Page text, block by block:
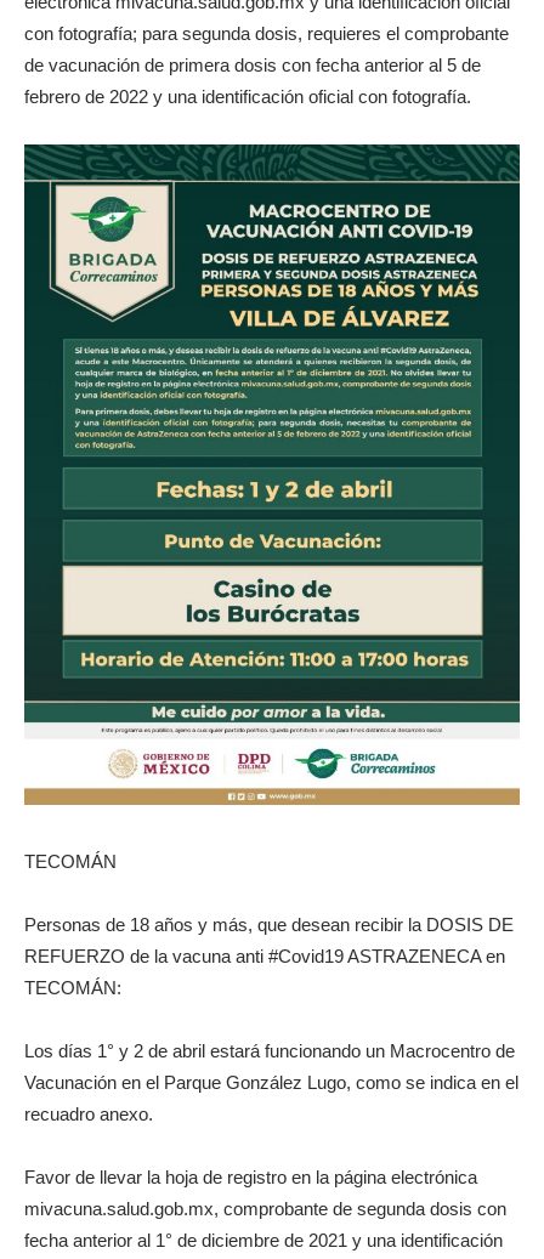
con fotografía; para segunda dosis, requieres el comprobante
de vacunación de primera dosis con fecha anterior al 5 de
febrero de 2022 y una identificación oficial con fotografía.
TECOMÁN
Personas de 18 años y más, que desean recibir la DOSIS DE
REFUERZO de la vacuna anti #Covid19 ASTRAZENECA en
TECOMÁN:
Los días 1° y 2 de abril estará funcionando un Macrocentro de
Vacunación en el Parque González Lugo, como se indica en el
recuadro anexo.
Favor de llevar la hoja de registro en la página electrónica
mivacuna.salud.gob.mx, comprobante de segunda dosis con
fecha anterior al 1° de diciembre de 2021 y una identificación